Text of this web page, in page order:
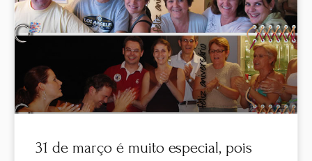
31 de março é muito especial, pois